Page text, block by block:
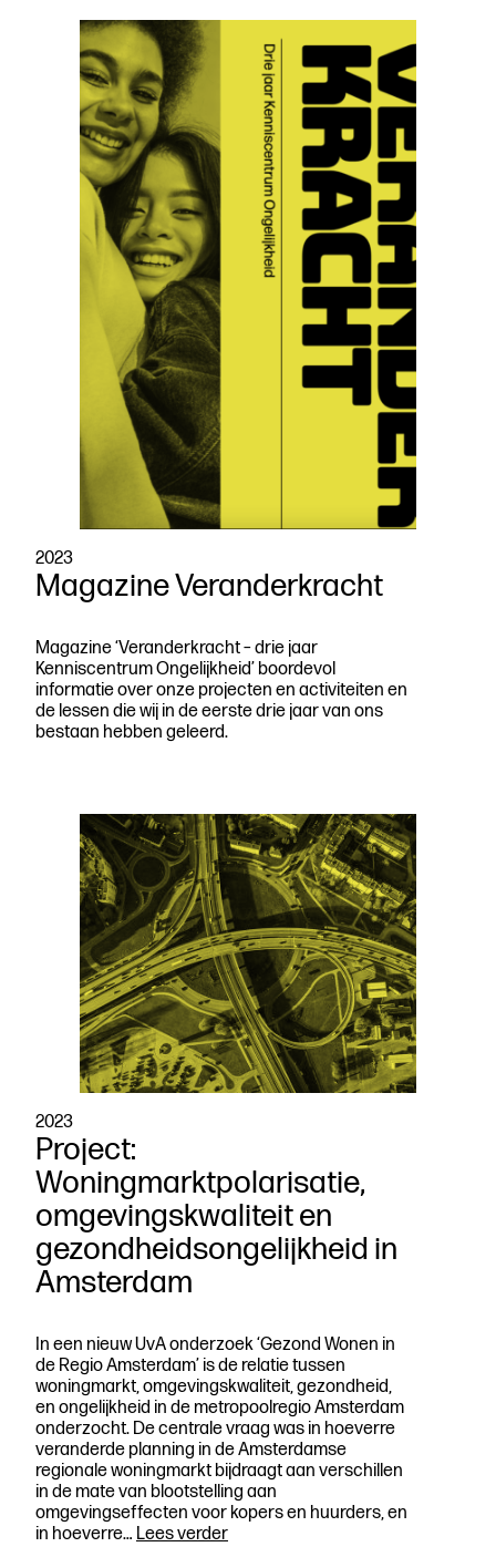
2023
Magazine Veranderkracht
Magazine ‘Veranderkracht – drie jaar
Kenniscentrum Ongelijkheid’ boordevol
informatie over onze projecten en activiteiten en
de lessen die wij in de eerste drie jaar van ons
bestaan hebben geleerd.
2023
Project:
Woningmarktpolarisatie,
omgevingskwaliteit en
gezondheidsongelijkheid in
Amsterdam
In een nieuw UvA onderzoek ‘Gezond Wonen in
de Regio Amsterdam’ is de relatie tussen
woningmarkt, omgevingskwaliteit, gezondheid,
en ongelijkheid in de metropoolregio Amsterdam
onderzocht. De centrale vraag was in hoeverre
veranderde planning in de Amsterdamse
regionale woningmarkt bijdraagt aan verschillen
in de mate van blootstelling aan
omgevingseffecten voor kopers en huurders, en
in hoeverre… Lees verderProject: